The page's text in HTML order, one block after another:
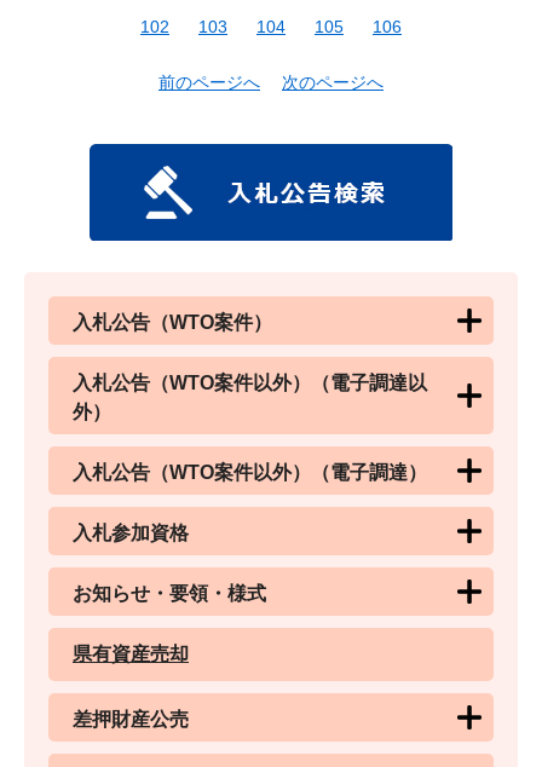
102
103 104 105 106
前のページへ 次のページへ
入札公告（WTO案件）
入札公告（WTO案件以外）（電子調達以
外）
入札公告（WTO案件以外）（電子調達）
入札参加資格
お知らせ・要領・様式
県有資産売却
差押財産公売